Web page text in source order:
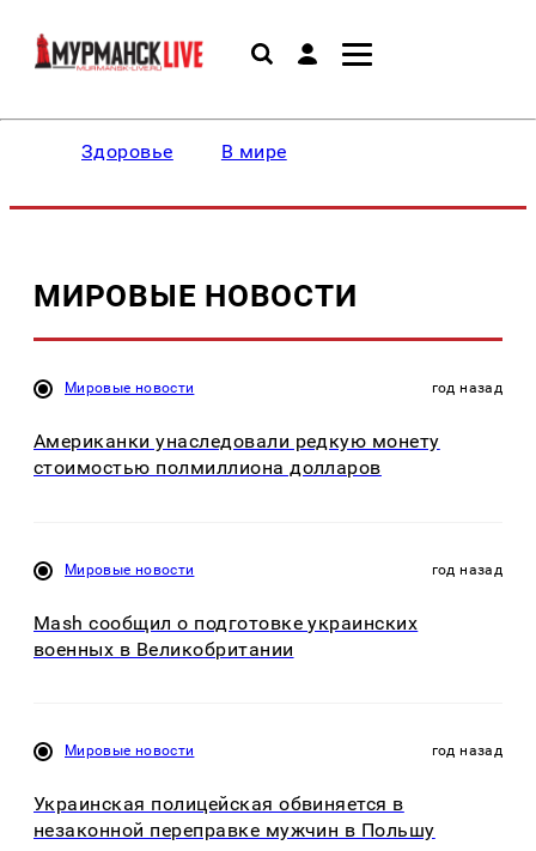
Здоровье В мире
МИРОВЫЕ НОВОСТИ
Мировые новости год назад
Американки унаследовали редкую монету
стоимостью полмиллиона долларов
Мировые новости год назад
Mash сообщил о подготовке украинских
военных в Великобритании
Мировые новости год назад
Украинская полицейская обвиняется в
незаконной переправке мужчин в Польшу